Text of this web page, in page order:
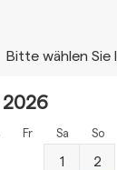
Bitte wählen Sie
Fr Sa So
2026
1 2